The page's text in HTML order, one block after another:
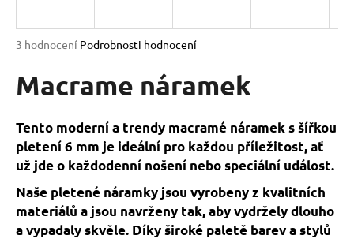
Průměrné
produktu
je
5
hvězdiček.
3 hodnocení Podrobnosti hodnocení
Macrame náramek
Tento moderní a trendy macramé náramek s šířkou
pletení 6 mm je ideální pro každou příležitost, ať
už jde o každodenní nošení nebo speciální událost.
Naše pletené náramky jsou vyrobeny z kvalitních
materiálů a jsou navrženy tak, aby vydržely dlouho
a vypadaly skvěle. Díky široké paletě barev a stylů
j
t
?
HLEDAT